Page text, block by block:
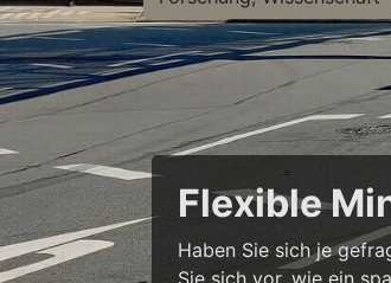
Flexible
Haben Sie sich je